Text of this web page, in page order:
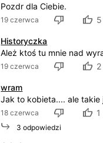
Pozdr dla Ciebie.
19 czerwca 5
Historyczka
Ależ ktoś tu mnie nad
19 czerwca 2
wram
Jak to kobieta.... ale takie
18 czerwca 1
3 odpowiedzi